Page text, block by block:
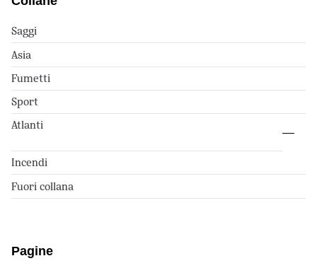
Saggi
Asia
Fumetti
Sport
Atlanti
Incendi
Fuori collana
Pagine